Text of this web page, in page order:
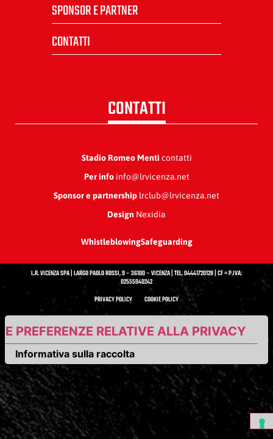
SPONSOR E PARTNER
CONTATTI
CONTATTI
Stadio Romeo Menti contatti
Per infoinfo@lrvicenza.net
Sponsor e partnership lrclub@lrvicenza.net
Design Nexidia
WhistleblowingSafeguarding
L.R. VICENZA SPA | LARGO PAOLO ROSSI, 9 – 36100 – VICENZA | TEL. 04441720128 | CF = P.IVA:
02555940242
PRIVACY POLICY
COOKIE POLICY
Informativa sulla raccolta
PREFERENZE RELATIVE ALLA PRIVACY